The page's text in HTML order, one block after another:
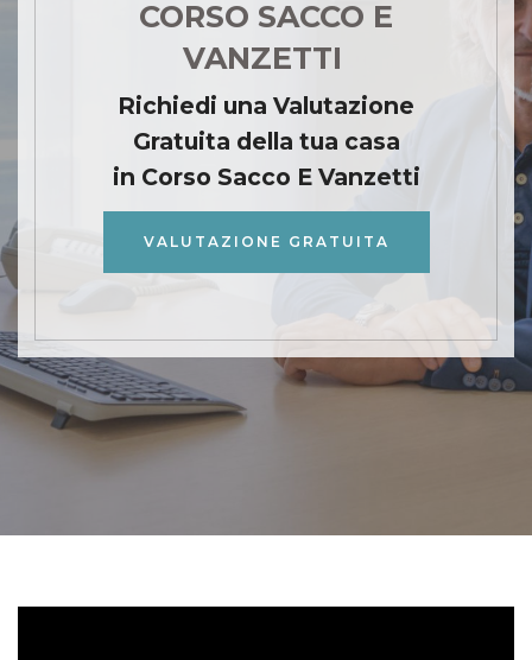
CORSO SACCO E
VANZETTI
Richiedi una Valutazione
Gratuita della tua casa
in Corso Sacco E Vanzetti
VALUTAZIONE GRATUITA